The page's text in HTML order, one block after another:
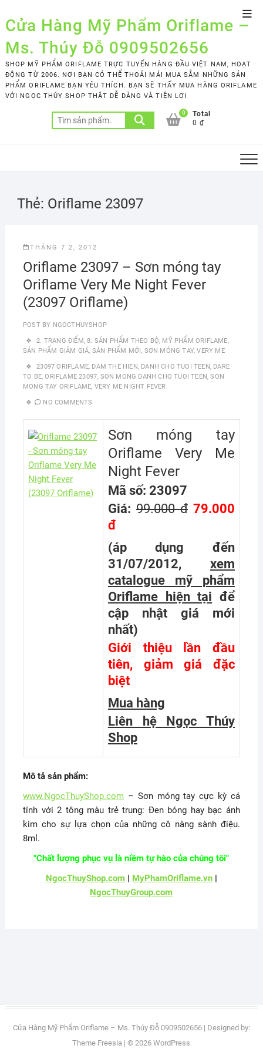
to
content
Cửa Hàng Mỹ Phẩm Oriflame –
Ms. Thúy Đỗ 0909502656
SHOP MỸ PHẨM ORIFLAME TRỰC TUYẾN HÀNG ĐẦU VIỆT NAM, HOẠT
ĐỘNG TỪ 2006. NƠI BẠN CÓ THỂ THOẢI MÁI MUA SẮM NHỮNG SẢN
PHẨM ORIFLAME BẠN YÊU THÍCH. BẠN SẼ THẤY MUA HÀNG ORIFLAME
VỚI NGỌC THÚY SHOP THẬT DỄ DÀNG VÀ TIỆN LỢI
Tìm
kiếm:
0
Total
0 ₫
Thẻ: Oriflame 23097
THÁNG 7 2, 2012
Oriflame 23097 – Sơn móng tay
Oriflame Very Me Night Fever
(23097 Oriflame)
POST BY NGOCTHUYSHOP
2. TRANG ĐIỂM,8. SẢN PHẨM THEO BỘ, MỸ PHẨM ORIFLAME,
SẢN PHẨM GIẢM GIÁ, SẢN PHẨM MỚI, SƠN MÓNG TAY,VERY ME
23097 ORIFLAME, DAM THE HIEN, DANH CHO TUOI TEEN, DARE
TO BE,ORIFLAME 23097, SON MONG DANH CHO TUOI TEEN,SON
MONG TAY ORIFLAME, VERY ME NIGHT FEVER
NO COMMENTS
Sơn móng tay
Oriflame Very Me
Night Fever
Mã số: 23097
Giá: 99.000 đ79.000
đ
(áp dụng đến
31/07/2012, xem
catalogue mỹ phẩm
Oriflame hiện tại để
cập nhật giá mới
nhất)
Giới thiệu lần đầu
tiên, giảm giá đặc
biệt
Mua hàng
Liên hệ Ngọc Thúy
Shop
Mô tả sản phẩm:
www.NgocThuyShop.com– Sơn móng tay cực kỳ cá
tính với 2 tông màu trẻ trung: Đen bóng hay bạc ánh
kim cho sự lựa chọn của những cô nàng sành điệu.
8ml.
"Chất lượng phục vụ là niềm tự hào của chúng tôi"
NgocThuyShop.com| MyPhamOriflame.vn|
NgocThuyGroup.com
Cửa Hàng Mỹ Phẩm Oriflame – Ms. Thúy Đỗ 0909502656| Designed by:
Theme Freesia | © 2026WordPress